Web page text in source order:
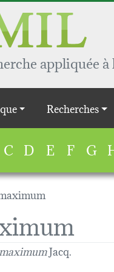
appliquée
Recherches
C D E F G
Jacq.